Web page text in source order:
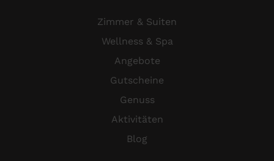
Zimmer & Suiten
Wellness & Spa
Angebote
Gutscheine
Genuss
Aktivitäten
Blog